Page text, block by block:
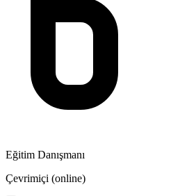
Eğitim Danışmanı
Çevrimiçi (online)